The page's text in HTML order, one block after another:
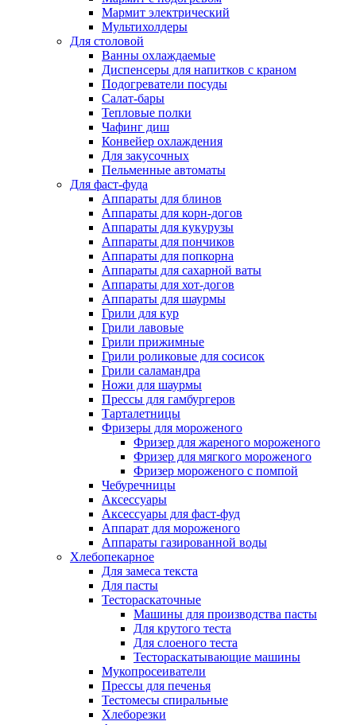
Мармит электрический
Мультихолдеры
Для столовой
Ванны охлаждаемые
Диспенсеры для напитков с краном
Подогреватели посуды
Салат-бары
Тепловые полки
Чафинг диш
Конвейер охлаждения
Для закусочных
Пельменные автоматы
Для фаст-фуда
Аппараты для блинов
Аппараты для корн-догов
Аппараты для кукурузы
Аппараты для пончиков
Аппараты для попкорна
Аппараты для сахарной ваты
Аппараты для хот-догов
Аппараты для шаурмы
Грили для кур
Грили лавовые
Грили прижимные
Грили роликовые для сосисок
Грили саламандра
Ножи для шаурмы
Прессы для гамбургеров
Тарталетницы
Фризеры для мороженого
Фризер для жареного мороженого
Фризер для мягкого мороженого
Фризер мороженого с помпой
Чебуречницы
Аксессуары
Аксессуары для фаст-фуд
Аппарат для мороженого
Аппараты газированной воды
Хлебопекарное
Для замеса текста
Для пасты
Тестораскаточные
Машины для производства пасты
Для крутого теста
Для слоеного теста
Тестораскатывающие машины
Мукопросеиватели
Прессы для печенья
Тестомесы спиральные
Хлеборезки